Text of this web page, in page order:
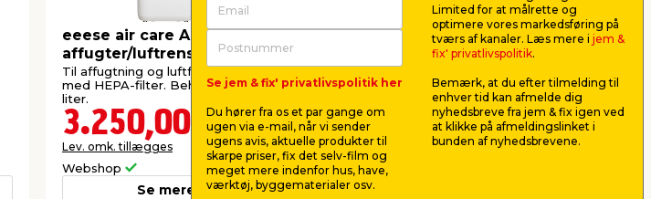
eeese air care Anna
affugter/luftrenser wi-fi
25 liter
Til affugtning og luftforbedring
med HEPA-filter. Beholder: 4,5
liter.
3.250,00 pr. stk.
Lev. omk. tillægges
Webshop
Se mere
Våbenskab til 9 våben
uden overskab
Sikringsskab uden overskab. FG-
520 godkendt til opbevaring af
4.699,00pr. stk.
Lev. omk. tillægges
Webshop
m². Giver
græsplæne.
Lev. omk.
Se jem & fix' privatlivspolitik her
Du hører fra os et par gange om
ugen via e-mail, når vi sender
ugens avis, aktuelle produkter til
skarpe priser, fix det selv-film og
meget mere indenfor hus, have,
værktøj, byggematerialer osv.
Limited for at målrette og
optimere vores markedsføring på
tværs af kanaler. Læs mere i jem &
fix' privatlivspolitik.
Bemærk, at du efter tilmelding til
enhver tid kan afmelde dig
nyhedsbreve fra jem & fix igen ved
at klikke på afmeldingslinket i
bunden af nyhedsbrevene.